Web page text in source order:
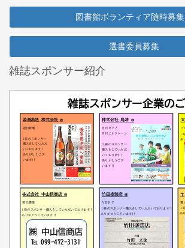
図書館ボランティア随時募集
選書委員募集
雑誌スポンサー紹介